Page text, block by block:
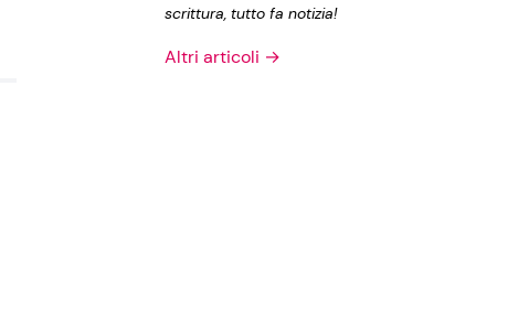
scrittura, tutto fa notizia!
Altri articoli →